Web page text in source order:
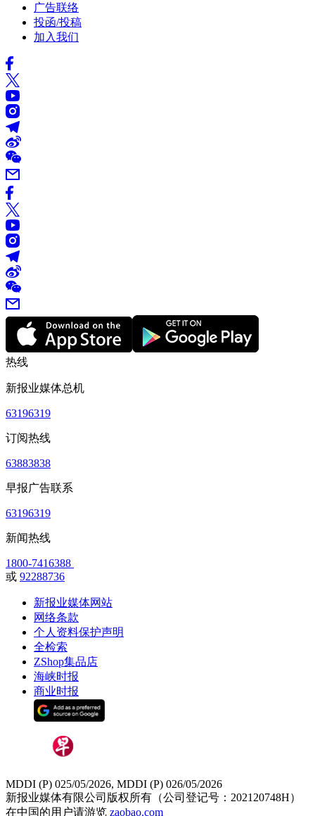
广告联络
投函/投稿
加入我们
热线
新报业媒体总机
63196319
订阅热线
63883838
早报广告联系
63196319
新闻热线
1800-7416388
或 92288736
新报业媒体网站
网络条款
个人资料保护声明
全检索
ZShop集品店
海峡时报
商业时报
MDDI (P) 025/05/2026, MDDI (P) 026/05/2026
新报业媒体有限公司版权所有（公司登记号：202120748H）
在中国的用户请游览 zaobao.com